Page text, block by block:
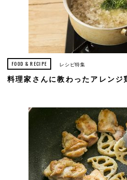
FOOD & RECIPE レシピ特集
料理家さんに教わったアレンジ